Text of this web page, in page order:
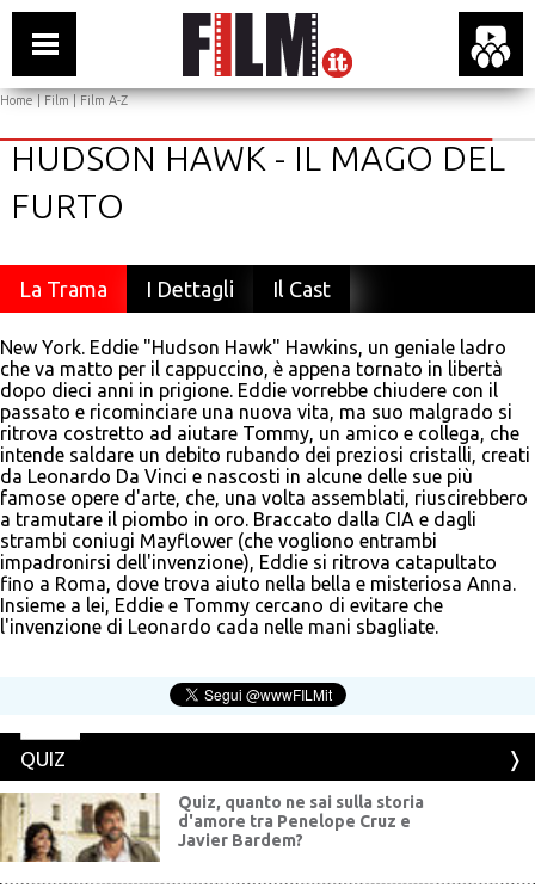
Home|Film|Film A-Z
HUDSON HAWK - IL MAGO DEL
FURTO
La Trama I Dettagli Il Cast
New York. Eddie "Hudson Hawk" Hawkins, un geniale ladro
che va matto per il cappuccino, è appena tornato in libertà
dopo dieci anni in prigione. Eddie vorrebbe chiudere con il
passato e ricominciare una nuova vita, ma suo malgrado si
ritrova costretto ad aiutare Tommy, un amico e collega, che
intende saldare un debito rubando dei preziosi cristalli, creati
da Leonardo Da Vinci e nascosti in alcune delle sue più
famose opere d'arte, che, una volta assemblati, riuscirebbero
a tramutare il piombo in oro. Braccato dalla CIA e dagli
strambi coniugi Mayflower (che vogliono entrambi
impadronirsi dell'invenzione), Eddie si ritrova catapultato
fino a Roma, dove trova aiuto nella bella e misteriosa Anna.
Insieme a lei, Eddie e Tommy cercano di evitare che
l'invenzione di Leonardo cada nelle mani sbagliate.
QUIZ
Quiz, quanto ne sai sulla storia
d'amore tra Penelope Cruz e
Javier Bardem?